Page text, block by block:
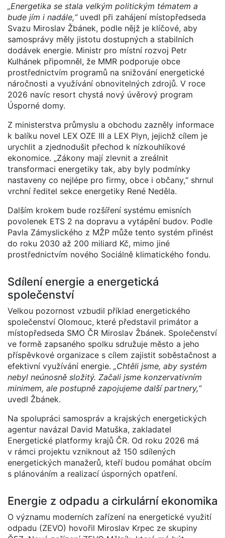
„Energetika se stala velkým politickým tématem a
bude jím i nadále,“uvedl při zahájení místopředseda
Svazu Miroslav Žbánek, podle nějž je klíčové, aby
samosprávy měly jistotu dostupných a stabilních
dodávek energie. Ministr pro místní rozvoj Petr
Kulhánek připomněl, že MMR podporuje obce
prostřednictvím programů na snižování energetické
náročnosti a využívání obnovitelných zdrojů. V roce
2026 navíc resort chystá nový úvěrový program
Úsporné domy.
Z ministerstva průmyslu a obchodu zazněly informace
k balíku novel LEX OZE III a LEX Plyn, jejichž cílem je
urychlit a zjednodušit přechod k nízkouhlíkové
ekonomice. „Zákony mají zlevnit a zreálnit
transformaci energetiky tak, aby byly podmínky
nastaveny co nejlépe pro firmy, obce i občany,“ shrnul
vrchní ředitel sekce energetiky René Neděla.
Dalším krokem bude rozšíření systému emisních
povolenek ETS 2 na dopravu a vytápění budov. Podle
Pavla Zámyslického z MŽP může tento systém přinést
do roku 2030 až 200 miliard Kč, mimo jiné
prostřednictvím nového Sociálně klimatického fondu.
Sdílení energie a energetická
společenství
Velkou pozornost vzbudil příklad energetického
společenství Olomouc, které představil primátor a
místopředseda SMO ČR Miroslav Žbánek. Společenství
ve formě zapsaného spolku sdružuje město a jeho
příspěvkové organizace s cílem zajistit soběstačnost a
efektivní využívání energie. „Chtěli jsme, aby systém
nebyl neúnosně složitý. Začali jsme konzervativním
minimem, ale postupně zapojujeme další partnery,“
uvedl Žbánek.
Na spolupráci samospráv a krajských energetických
agentur navázal David Matuška, zakladatel
Energetické platformy krajů ČR. Od roku 2026 má
v rámci projektu vzniknout až 150 sdílených
energetických manažerů, kteří budou pomáhat obcím
s plánováním a realizací úsporných opatření.
Energie z odpadu a cirkulární ekonomika
O významu moderních zařízení na energetické využití
odpadu (ZEVO) hovořil Miroslav Krpec ze skupiny